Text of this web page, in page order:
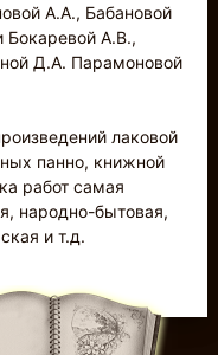
А.А., Бабановой
А.В.,
Д.А. Парамоновой
лаковой
панно, книжной
работ самая
народно-бытовая,
и т.д.